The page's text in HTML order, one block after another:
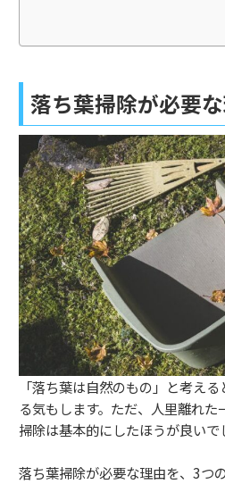
落ち葉掃除が必要
「落ち葉は自然のもの」と考え
る気もします。ただ、人里離れ
掃除は基本的にしたほうが良いで
落ち葉掃除が必要な理由を、3つ